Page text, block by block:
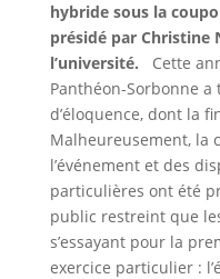
hybride sous la
présidé par Christine
l’université.
Cette
Panthéon-Sorbonne
d’éloquence, dont la
Malheureusement, la
l’événement et des
particulières ont été
public restreint que
s’essayant pour la
exercice particulier :